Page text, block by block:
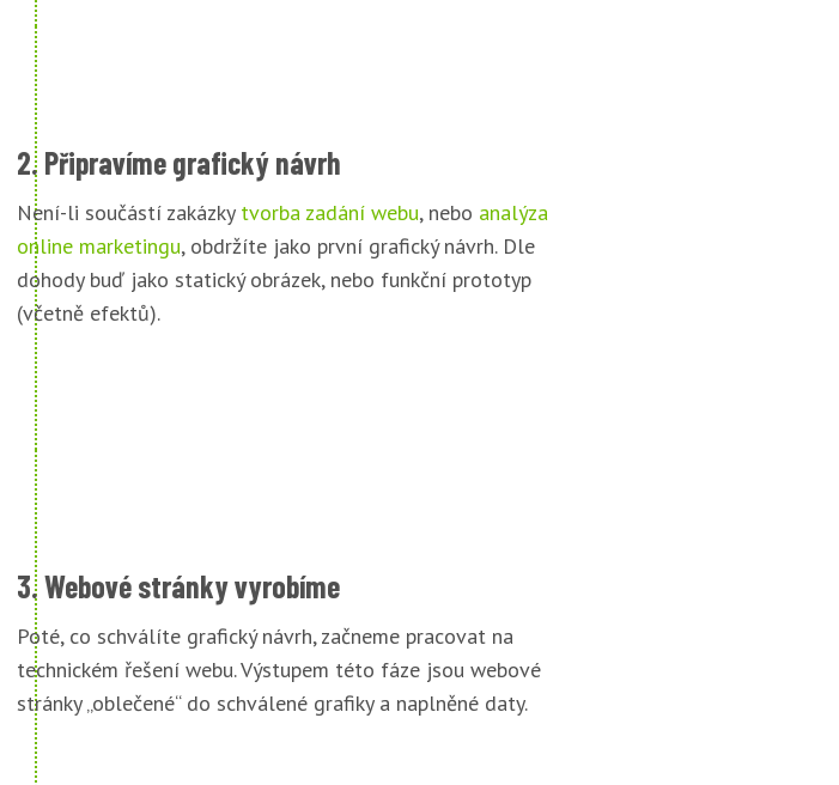
2. Připravíme grafický návrh
Není-li součástí zakázky tvorba zadání webu, nebo analýza
online marketingu, obdržíte jako první grafický návrh. Dle
dohody buď jako statický obrázek, nebo funkční prototyp
(včetně efektů).
3. Webové stránky vyrobíme
Poté, co schválíte grafický návrh, začneme pracovat na
technickém řešení webu. Výstupem této fáze jsou webové
stránky „oblečené“ do schválené grafiky a naplněné daty.